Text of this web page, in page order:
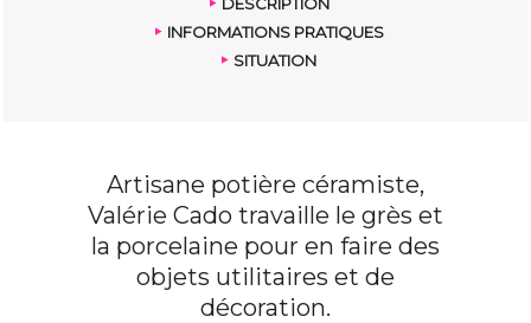
INFORMATIONS PRATIQUES
SITUATION
Artisane potière céramiste,
Valérie Cado travaille le grès et
la porcelaine pour en faire des
objets utilitaires et de
décoration.